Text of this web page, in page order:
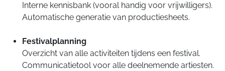
Interne kennisbank (vooral handig voor vrijwilligers).
Automatische generatie van productiesheets.
Festivalplanning
Overzicht van alle activiteiten tijdens een festival.
Communicatietool voor alle deelnemende artiesten.